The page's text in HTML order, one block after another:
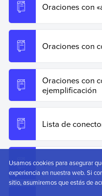
Oraciones con
Oraciones con
Oraciones con
ejemplificación
Lista de
Oraciones con
Usamos cookies para asegurar
experiencia en nuestra web. Si
sitio, asumiremos que estás de